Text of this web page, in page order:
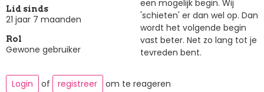
Lid sinds
21 jaar 7 maanden
Rol
Gewone gebruiker
een mogelijk begin. Wij
'schieten' er dan wel op. Dan
wordt het volgende begin
vast beter. Net zo lang tot je
tevreden bent.
Login of registreer om te reageren